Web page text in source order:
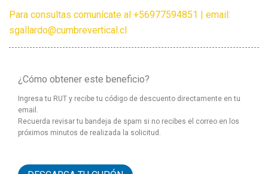
Para consultas comunícate al +56977594851 | email:
sgallardo@cumbrevertical.cl
¿Cómo obtener este beneficio?
Ingresa tu RUT y recibe tu código de descuento directamente en tu
email.
Recuerda revisar tu bandeja de spam si no recibes el correo en los
próximos minutos de realizada la solicitud.